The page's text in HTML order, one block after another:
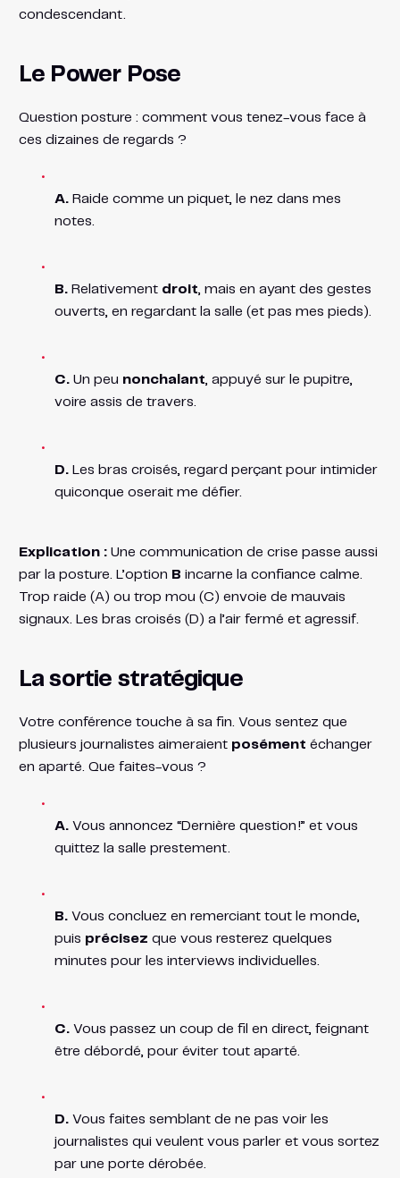
condescendant.
Le Power Pose
Question posture : comment vous tenez-vous face à
ces dizaines de regards ?
A.Raide comme un piquet, le nez dans mes
notes.
B.Relativement droit , mais en ayant des gestes
ouverts, en regardant la salle (et pas mes pieds).
C.Un peu nonchalant , appuyé sur le pupitre,
voire assis de travers.
D.Les bras croisés, regard perçant pour intimider
quiconque oserait me défier.
Explication :Une communication de crise passe aussi
par la posture. L’option B incarne la confiance calme.
Trop raide (A) ou trop mou (C) envoie de mauvais
signaux. Les bras croisés (D) a l’air fermé et agressif.
La sortie stratégique
Votre conférence touche à sa fin. Vous sentez que
plusieurs journalistes aimeraient posément échanger
en aparté. Que faites-vous ?
A.Vous annoncez “Dernière question !” et vous
quittez la salle prestement.
B.Vous concluez en remerciant tout le monde,
puis précisez que vous resterez quelques
minutes pour les interviews individuelles.
C.Vous passez un coup de fil en direct, feignant
être débordé, pour éviter tout aparté.
D.Vous faites semblant de ne pas voir les
journalistes qui veulent vous parler et vous sortez
par une porte dérobée.